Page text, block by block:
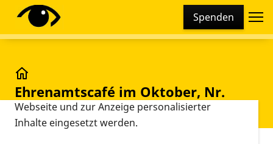
Spenden
Ehrenamtscafé im Oktober, Nr.
10j/2023
Diese Webseite setzt verschiedene Cookies und
Tracking-Tools ein. Dies beinhaltet Cookies und
technisch notwendig sind, die zu statistischen
Zwecken sowie zur besseren Bedienbarkeit der
Webseite und zur Anzeige personalisierter
Inhalte eingesetzt werden.